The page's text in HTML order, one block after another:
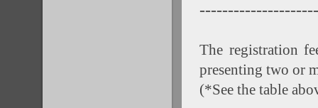
The registration
presenting two or
(*See the table